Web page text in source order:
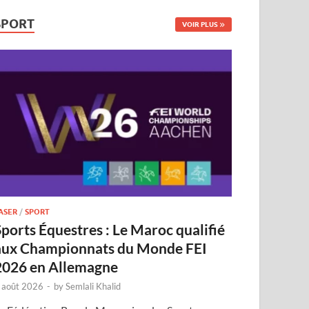
VOIR PLUS
/SPORT
Équestres : Le Maroc qualifié
Championnats du Monde FEI
en Allemagne
2026 - bySemlali Khalid